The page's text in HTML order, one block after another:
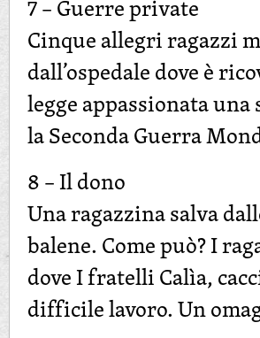
7 – Guerre private
Cinque allegri ragazzi
dall’ospedale dove è
legge appassionata
la Seconda Guerra
8 – Il dono
Una ragazzina salva
balene. Come può? I
dove I fratelli Calìa,
difficile lavoro. Un